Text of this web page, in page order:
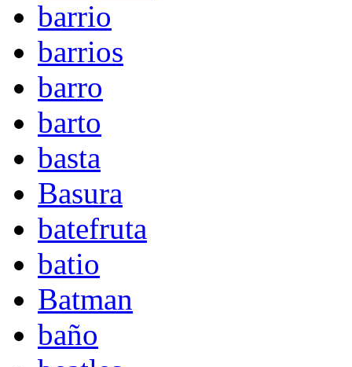
barrio
barrios
barro
barto
basta
Basura
batefruta
batio
Batman
baño